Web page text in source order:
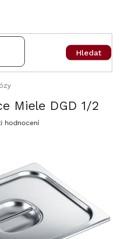
Hledat
Miele DGD 1/2
hodnocení